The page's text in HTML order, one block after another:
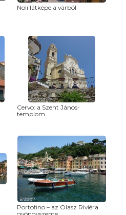
Noli látképe a várból
Cervo: a Szent János-
templom
Portofino – az Olasz Riviéra